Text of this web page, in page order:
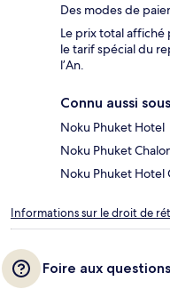
Des modes de
Le prix total affiché
le tarif spécial du
l’An.
Connu aussi
Noku Phuket Hotel
Noku Phuket
Noku Phuket Hotel
Informations sur le droit de
Foire aux questions